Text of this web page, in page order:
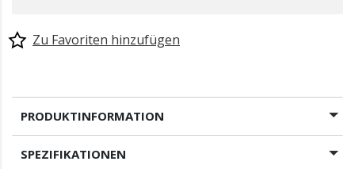
Zu Favoriten hinzufügen
PRODUKTINFORMATION
SPEZIFIKATIONEN